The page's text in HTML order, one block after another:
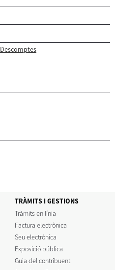
TRÀMITS I GESTIONS
Tràmits en línia
Factura electrònica
Seu electrònica
Exposició pública
Guia del contribuent